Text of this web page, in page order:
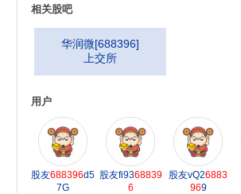
相关股吧
华润微[688396]
上交所
用户
股友688396d5
7G
股友fi9368839
6
股友vQ26883
969